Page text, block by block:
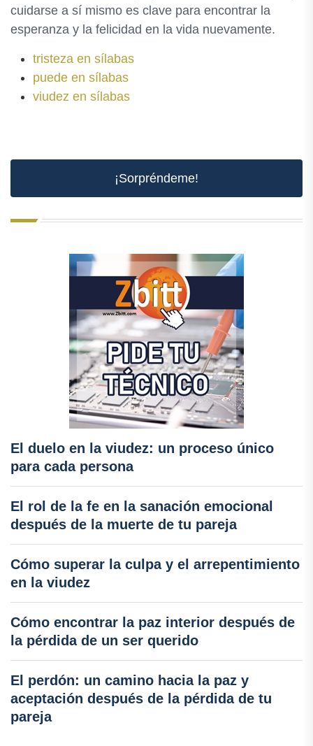
cuidarse a sí mismo es clave para encontrar la
esperanza y la felicidad en la vida nuevamente.
tristeza en sílabas
puede en sílabas
viudez en sílabas
¡Sorpréndeme!
El duelo en la viudez: un proceso único
para cada persona
El rol de la fe en la sanación emocional
después de la muerte de tu pareja
Cómo superar la culpa y el arrepentimiento
en la viudez
Cómo encontrar la paz interior después de
la pérdida de un ser querido
El perdón: un camino hacia la paz y
aceptación después de la pérdida de tu
pareja